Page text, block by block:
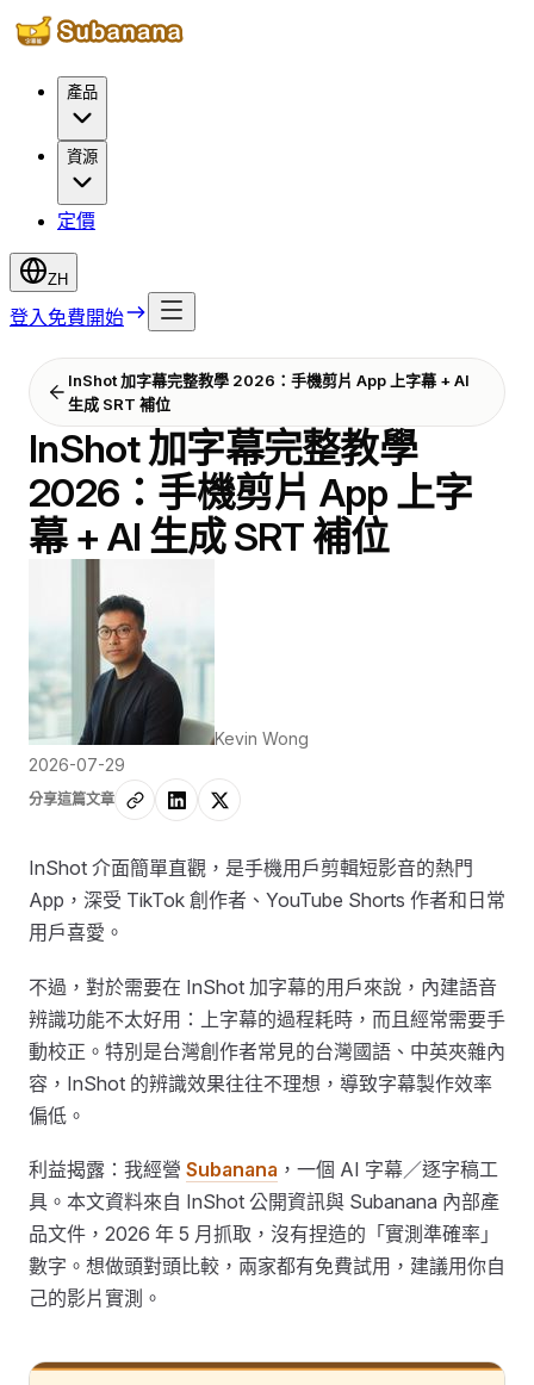
產品
資源
定價
ZH
登入 免費開始
InShot 加字幕完整教學 2026：手機剪片 App 上字幕 + AI
生成 SRT 補位
InShot 加字幕完整教學
2026：手機剪片 App 上字
幕 + AI 生成 SRT 補位
Kevin Wong
2026-07-29
分享這篇文章
InShot 介面簡單直觀，是手機用戶剪輯短影音的熱門
App，深受 TikTok 創作者、YouTube Shorts 作者和日常
用戶喜愛。
不過，對於需要在 InShot 加字幕的用戶來說，內建語音
辨識功能不太好用：上字幕的過程耗時，而且經常需要手
動校正。特別是台灣創作者常見的台灣國語、中英夾雜內
容，InShot 的辨識效果往往不理想，導致字幕製作效率
偏低。
利益揭露：我經營 Subanana ，一個 AI 字幕／逐字稿工
具。本文資料來自 InShot 公開資訊與 Subanana 內部產
品文件，2026 年 5 月抓取，沒有捏造的「實測準確率」
數字。想做頭對頭比較，兩家都有免費試用，建議用你自
己的影片實測。